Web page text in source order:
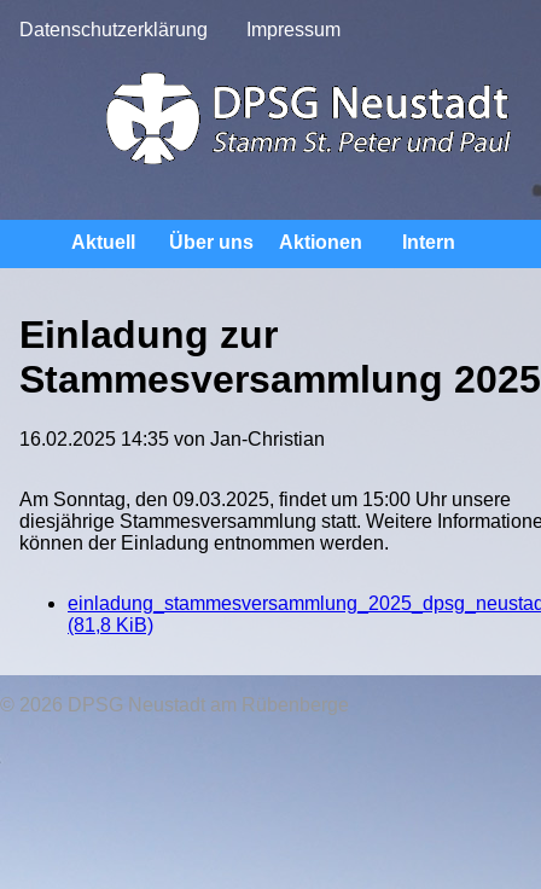
Datenschutzerklärung Impressum
überspringen
Aktuell Über uns Aktionen Intern
Einladung zur
Stammesversammlung 2025
16.02.2025 14:35 von Jan-Christian
Am Sonntag, den 09.03.2025, findet um 15:00 Uhr unsere
diesjährige Stammesversammlung statt. Weitere
können der Einladung entnommen werden.
(81,8 KiB)
© 2026 DPSG Neustadt am Rübenberge